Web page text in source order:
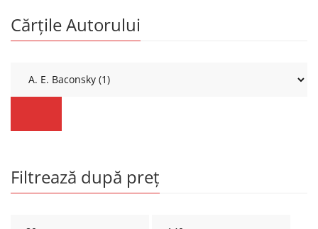
Cărțile Autorului
Filtrează după preț